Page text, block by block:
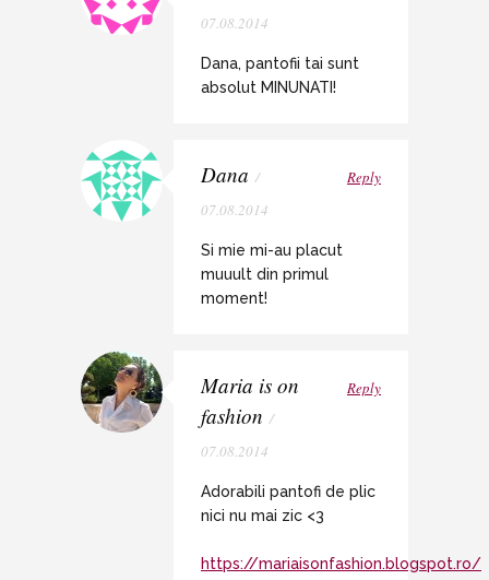
07.08.2014
Dana, pantofii tai sunt
absolut MINUNATI!
Dana /
07.08.2014
Reply
Si mie mi-au placut
muuult din primul
moment!
Maria is on
fashion /
07.08.2014
Reply
Adorabili pantofi de plic
nici nu mai zic <3
https://mariaisonfashion.blogspot.ro/